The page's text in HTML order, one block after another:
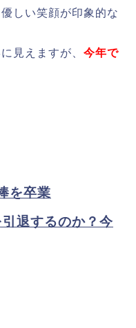
しい笑顔が印象的な
見えますが、 今年で
を卒業
退するのか？今